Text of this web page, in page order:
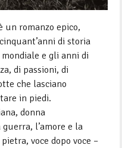
un romanzo epico,
di storia
e gli anni di
di passioni, di
che lasciano
in piedi.
donna
l’amore e la
voce dopo voce –